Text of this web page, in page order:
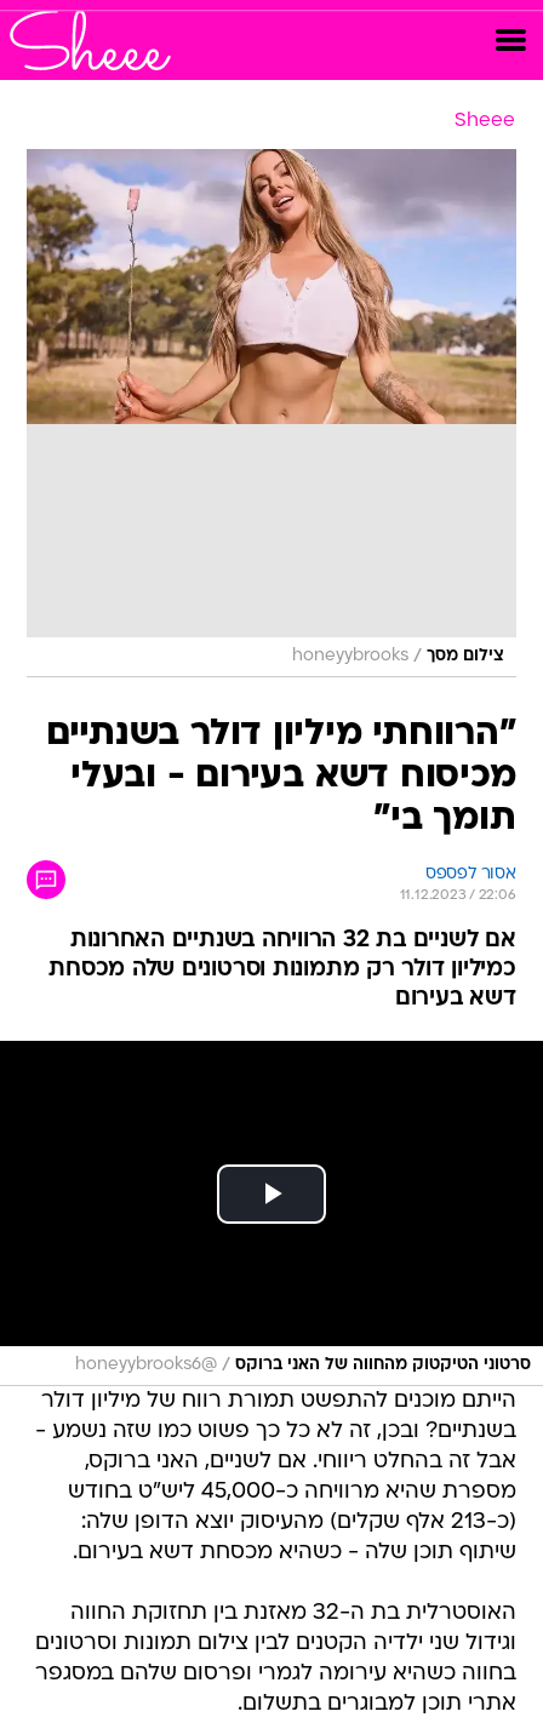
Sheee
צילום מסך /
honeyybrooks
"הרווחתי מיליון דולר בשנתיים
מכיסוח דשא בעירום - ובעלי
תומך בי"
אסור לפספס
11.12.2023 / 22:06
אם לשניים בת 32 הרוויחה בשנתיים האחרונות
כמיליון דולר רק מתמונות וסרטונים שלה מכסחת
דשא בעירום
סרטוני הטיקטוק מהחווה של האני ברוקס /
@honeyybrooks6
הייתם מוכנים להתפשט תמורת רווח של מיליון דולר
בשנתיים? ובכן, זה לא כל כך פשוט כמו שזה נשמע -
אבל זה בהחלט ריווחי. אם לשניים, האני ברוקס,
מספרת שהיא מרוויחה כ-45,000 ליש"ט בחודש
(כ-213 אלף שקלים) מהעיסוק יוצא הדופן שלה:
שיתוף תוכן שלה - כשהיא מכסחת דשא בעירום.
האוסטרלית בת ה-32 מאזנת בין תחזוקת החווה
וגידול שני ילדיה הקטנים לבין צילום תמונות וסרטונים
בחווה כשהיא עירומה לגמרי ופרסום שלהם במסגפר
אתרי תוכן למבוגרים בתשלום.